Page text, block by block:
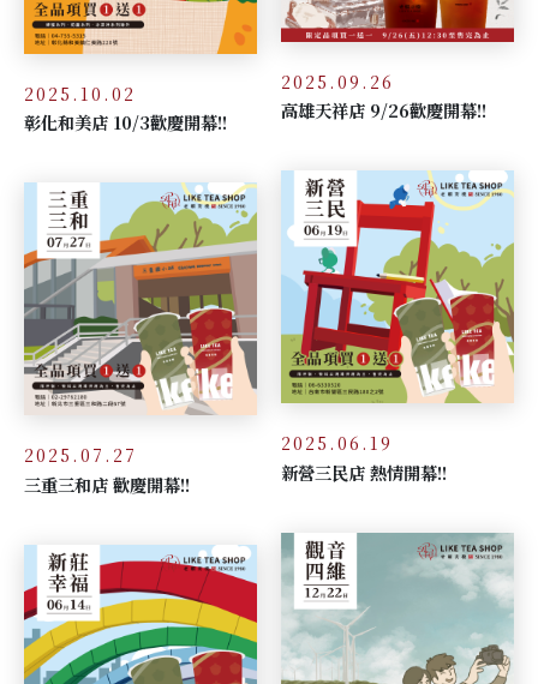
2025.10.02
彰化和美店 10/3歡慶開幕!!
2025.09.26
高雄天祥店 9/26歡慶開幕!!
2025.07.27
三重三和店 歡慶開幕!!
2025.06.19
新營三民店 熱情開幕!!